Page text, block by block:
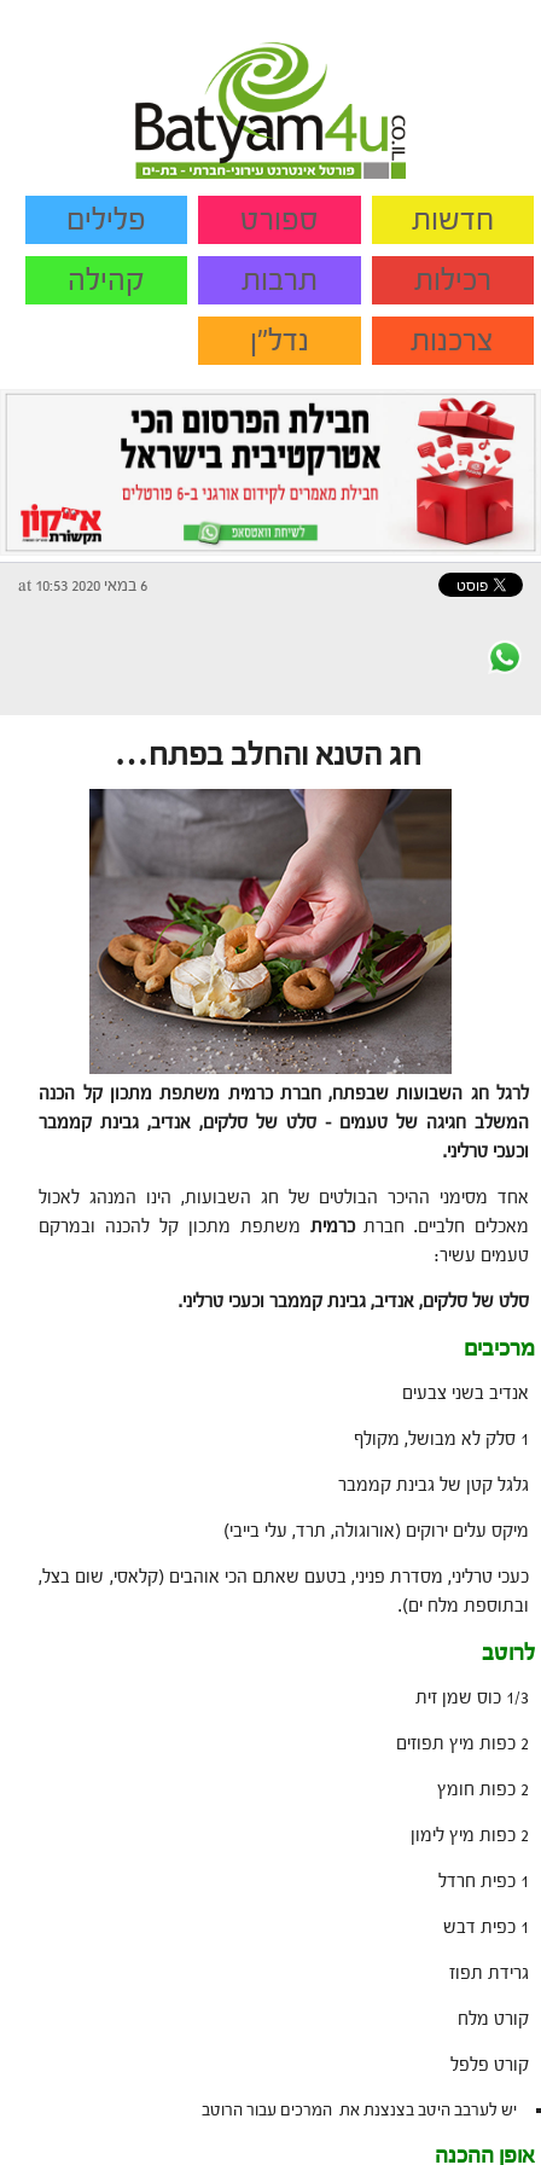
חדשות ספורט
פלילים
רכילות
תרבות
קהילה
צרכנות
נדל"ן
6 במאי 2020 at 10:53
חג הטנא והחלב בפתח…
לרגל חג השבועות שבפתח, חברת כרמית משתפת מתכון קל הכנה
המשלב חגיגה של טעמים – סלט של סלקים, אנדיב, גבינת קממבר
וכעכי טרליני.
אחד מסימני ההיכר הבולטים של חג השבועות, הינו המנהג לאכול
מאכלים חלביים. חברתכרמית משתפת מתכון קל להכנה ובמרקם
טעמים עשיר:
סלט של סלקים, אנדיב, גבינת קממבר וכעכי טרליני.
מרכיבים
אנדיב בשני צבעים
1 סלק לא מבושל, מקולף
גלגל קטן של גבינת קממבר
מיקס עלים ירוקים (אורוגולה, תרד, עלי בייבי)
כעכי טרליני, מסדרת פניני, בטעם שאתם הכי אוהבים (קלאסי, שום בצל,
ובתוספת מלח ים).
לרוטב
1/3 כוס שמן זית
2 כפות מיץ תפוזים
2 כפות חומץ
2 כפות מיץ לימון
1 כפית חרדל
1 כפית דבש
גרידת תפוז
קורט מלח
קורט פלפל
יש לערבב היטב בצנצנת את המרכים עבור הרוטב
אופן ההכנה